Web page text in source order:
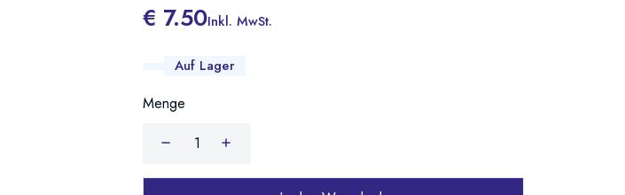
€ 7.50Inkl. MwSt.
Auf Lager
Menge